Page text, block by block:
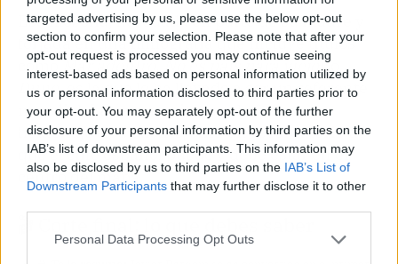
targeted advertising by us, please use the below opt-out
section to confirm your selection. Please note that after your
opt-out request is processed you may continue seeing
interest-based ads based on personal information utilized by
us or personal information disclosed to third parties prior to
your opt-out. You may separately opt-out of the further
disclosure of your personal information by third parties on the
IAB’s list of downstream participants. This information may
also be disclosed by us to third parties on the IAB’s List of
Downstream Participants that may further disclose it to other
Personal Data Processing Opt Outs
Esa filosofía, heredada en parte de su madre y
forjada en una filmografía que incluye títulos
comoMar adentro,No es país para viejoso
Dune , es la que le ha llevado a ser un referente
mundial. La ceremonia no solo fue un
homenaje a su talento, sino un recordatorio de
que el cine español puede y debe estar en el
centro del mapa.